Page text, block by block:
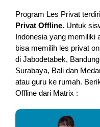
Program Les Privat
Privat Offline. Untuk
Indonesia yang memiliki
bisa memilih les privat
di Jabodetabek,
Surabaya, Bali dan
atau guru ke rumah.
Offline dari Matrix :